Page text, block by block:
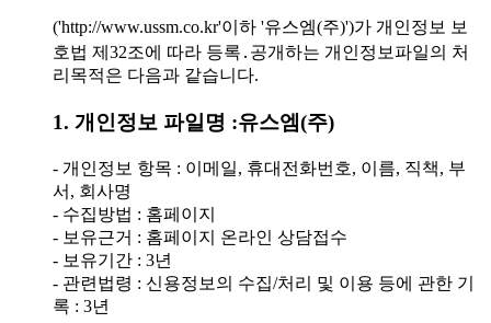
('http://www.ussm.co.kr'이하 '유스엠(주)')가 개인정보 보
호법 제32조에 따라 등록․공개하는 개인정보파일의 처
리목적은 다음과 같습니다.
1. 개인정보 파일명 :유스엠(주)
- 개인정보 항목 : 이메일, 휴대전화번호, 이름, 직책, 부
서, 회사명
- 수집방법 : 홈페이지
- 보유근거 : 홈페이지 온라인 상담접수
- 보유기간 : 3년
- 관련법령 : 신용정보의 수집/처리 및 이용 등에 관한 기
록 : 3년